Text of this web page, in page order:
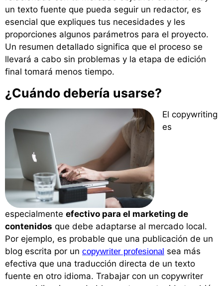
un texto fuente que pueda seguir un redactor, es
esencial que expliques tus necesidades y les
proporciones algunos parámetros para el proyecto.
Un resumen detallado significa que el proceso se
llevará a cabo sin problemas y la etapa de edición
final tomará menos tiempo.
¿Cuándo debería usarse?
El copywriting
es
especialmente efectivo para el marketing de
contenidos que debe adaptarse al mercado local.
Por ejemplo, es probable que una publicación de un
blog escrita por un copywriter profesional sea más
efectiva que una traducción directa de un texto
fuente en otro idioma. Trabajar con un copywriter